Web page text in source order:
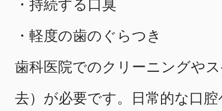
・持続する口臭
・軽度の歯のぐらつき
歯科医院でのクリーニングや
去）が必要です。日常的な口